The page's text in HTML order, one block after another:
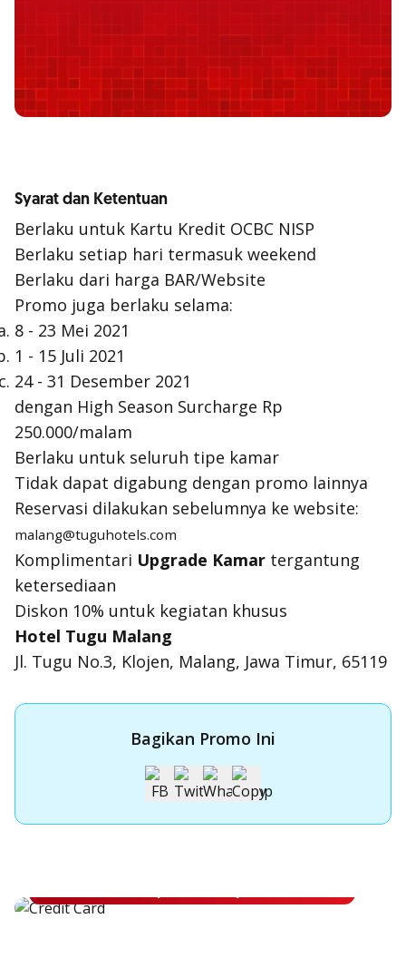
Syarat dan Ketentuan
Berlaku untuk Kartu Kredit OCBC NISP
Berlaku setiap hari termasuk weekend
Berlaku dari harga BAR/Website
Promo juga berlaku selama:
8 - 23 Mei 2021
1 - 15 Juli 2021
24 - 31 Desember 2021
dengan High Season Surcharge Rp
250.000/malam
Berlaku untuk seluruh tipe kamar
Tidak dapat digabung dengan promo lainnya
Reservasi dilakukan sebelumnya ke website:
malang@tuguhotels.com
Komplimentari Upgrade Kamar tergantung
ketersediaan
Diskon 10% untuk kegiatan khusus
Hotel Tugu Malang
Jl. Tugu No.3, Klojen, Malang, Jawa Timur, 65119
Bagikan Promo Ini
Apply Kartu Kredit OCBC NISP